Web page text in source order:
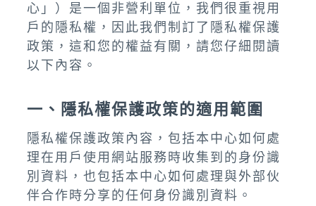
心」）是一個非營利單位，我們很重視用
戶的隱私權，因此我們制訂了隱私權保護
政策，這和您的權益有關，請您仔細閱讀
以下內容。
一、隱私權保護政策的適用範圍
隱私權保護政策內容，包括本中心如何處
理在用戶使用網站服務時收集到的身份識
別資料，也包括本中心如何處理與外部伙
伴合作時分享的任何身份識別資料。